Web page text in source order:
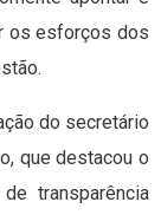
os esforços dos
do secretário
que destacou o
transparência